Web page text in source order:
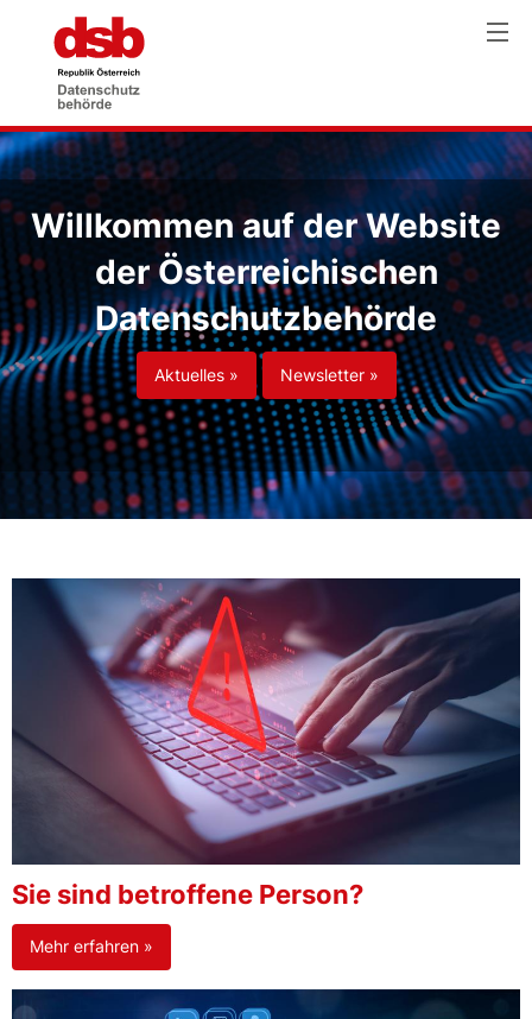
Willkommen auf der Website
der Österreichischen
Datenschutzbehörde
Aktuelles » Newsletter »
Sie sind betroffene Person?
Mehr erfahren »